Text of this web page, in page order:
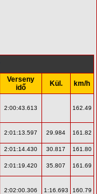
Verseny
idő
Kül. km/h
2:00:43.613 162.49
2:01:13.597 29.984 161.82
2:01:14.430 30.817 161.80
2:01:19.420 35.807 161.69
2:02:00.306 1:16.693 160.79